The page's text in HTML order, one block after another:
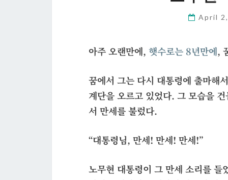
April
아주 오랜만에, 햇수로는 8년만에,
꿈에서 그는 다시 대통령에 출마해
계단을 오르고 있었다. 그 모습을
서 만세를 불렀다.
“대통령님, 만세! 만세! 만세!”
노무현 대통령이 그 만세 소리를